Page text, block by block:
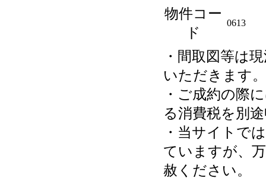
物件コー
ド
0613
・間取図等は
いただきます。
・ご成約の際
る消費税を別
・当サイトで
ていますが、
赦ください。